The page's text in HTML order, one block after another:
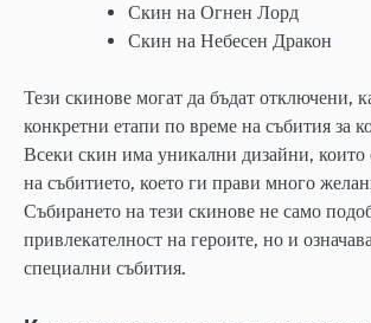
Скин на Огнен Лорд
Скин на Небесен Дракон
Тези скинове могат да бъдат отключени,
конкретни етапи по време на събития за
Всеки скин има уникални дизайни, които
на събитието, което ги прави много
Събирането на тези скинове не само
привлекателност на героите, но и
специални събития.